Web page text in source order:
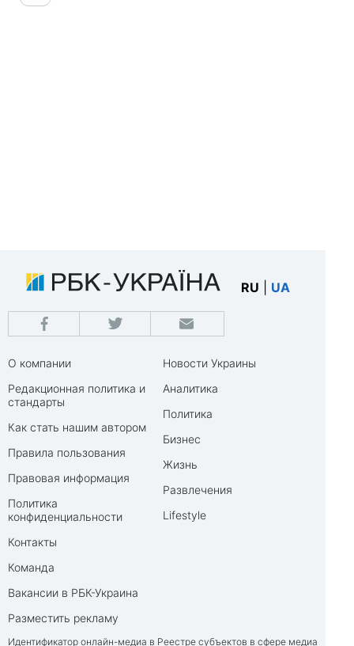
RU UA
О компании
Редакционная политика и
стандарты
Как стать нашим автором
Правила пользования
Правовая информация
Политика
конфиденциальности
Контакты
Команда
Вакансии в РБК-Украина
Разместить рекламу
Новости Украины
Аналитика
Политика
Бизнес
Жизнь
Развлечения
Lifestyle
Идентификатор онлайн-медиа в Реестре субъектов в сфере медиа